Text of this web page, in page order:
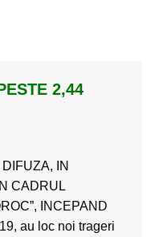
2,44
IN
CADRUL
INCEPAND
au loc noi trageri